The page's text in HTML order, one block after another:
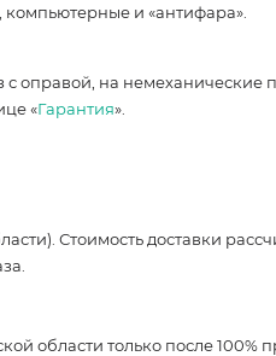
и «антифара».
с оправой, на немеханические
«Гарантия».
Стоимость доставки
области только после 100%